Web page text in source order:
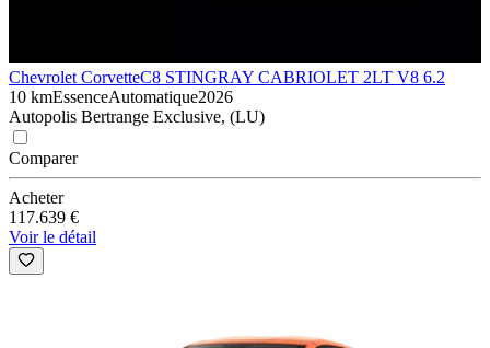
Chevrolet CorvetteC8 STINGRAY CABRIOLET 2LT V8 6.2
10 kmEssenceAutomatique2026
Autopolis Bertrange Exclusive, (LU)
Comparer
Acheter
117.639 €
Voir le détail